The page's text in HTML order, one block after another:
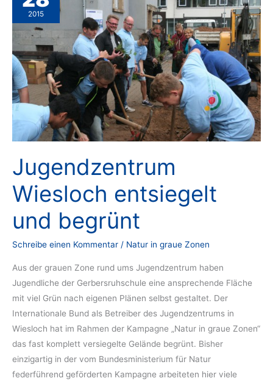
2015
Jugendzentrum
Wiesloch entsiegelt
und begrünt
Schreibe einen Kommentar / Natur in graue Zonen
Aus der grauen Zone rund ums Jugendzentrum haben
Jugendliche der Gerbersruhschule eine ansprechende Fläche
mit viel Grün nach eigenen Plänen selbst gestaltet. Der
Internationale Bund als Betreiber des Jugendzentrums in
Wiesloch hat im Rahmen der Kampagne „Natur in graue Zonen“
das fast komplett versiegelte Gelände begrünt. Bisher
einzigartig in der vom Bundesministerium für Natur
federführend geförderten Kampagne arbeiteten hier viele